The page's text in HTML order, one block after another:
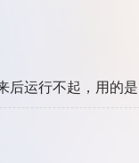
后运行不起，用的